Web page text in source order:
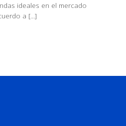
ideales en el mercado
a [...]